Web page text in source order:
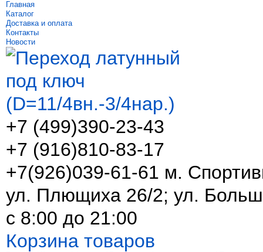
Главная
Каталог
Доставка и оплата
Контакты
Новости
+7 (499)390-23-43
+7 (916)810-83-17
+7(926)039-61-61 м.
ул. Плющиха 26/2; ул.
с 8:00 до 21:00
Корзина товаров